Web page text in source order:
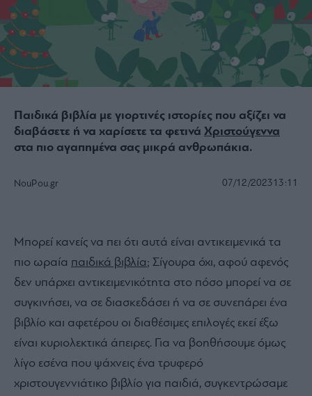
Παιδικά βιβλία με γιορτινές ιστορίες που αξίζει να
διαβάσετε ή να χαρίσετε τα φετινά Χριστούγεννα
στα πιο αγαπημένα σας μικρά ανθρωπάκια.
NouPou.gr 07/12/202313:11
Μπορεί κανείς να πει ότι αυτά είναι αντικειμενικά τα
πιο ωραία παιδικά βιβλία; Σίγουρα όχι, αφού αφενός
δεν υπάρχει αντικειμενικότητα στο πόσο μπορεί να σε
συγκινήσει, να σε διασκεδάσει ή να σε συνεπάρει ένα
βιβλίο και αφετέρου οι διαθέσιμες επιλογές εκεί έξω
είναι κυριολεκτικά άπειρες. Για να βοηθήσουμε όμως
λίγο εσένα που ψάχνεις ένα τρυφερό
χριστουγεννιάτικο βιβλίο για παιδιά, συγκεντρώσαμε